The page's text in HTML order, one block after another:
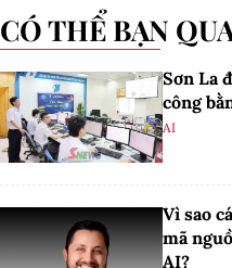
CÓ THỂ BẠN
Sơn La
công
AI
Vì sao
mã
AI?